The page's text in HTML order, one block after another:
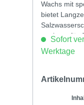
Wachs mit
bietet
geeignet für
Sofort
Werktage